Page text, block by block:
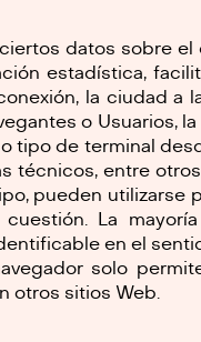
datos sobre
estadística,
la ciudad
o Usuarios,
tipo de terminal
técnicos, entre
pueden utilizarse
La
en el
solo
otros sitios Web.